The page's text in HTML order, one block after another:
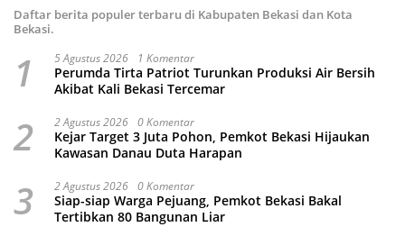
Daftar berita populer terbaru di Kabupaten Bekasi dan Kota
Bekasi.
1 5 Agustus 2026 1 Komentar
Perumda Tirta Patriot Turunkan Produksi Air Bersih
Akibat Kali Bekasi Tercemar
2 2 Agustus 2026 0 Komentar
Kejar Target 3 Juta Pohon, Pemkot Bekasi Hijaukan
Kawasan Danau Duta Harapan
3 2 Agustus 2026 0 Komentar
Siap-siap Warga Pejuang, Pemkot Bekasi Bakal
Tertibkan 80 Bangunan Liar